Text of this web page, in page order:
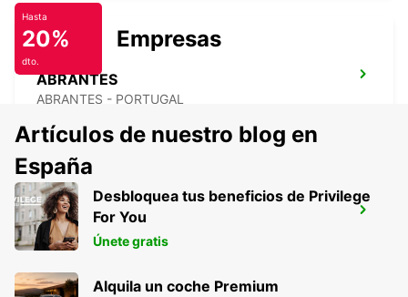
ABRANTES
ABRANTES - PORTUGAL
CASTELO BRANCO
CASTELO BRANCO - PORTUGAL
Hasta
20%
dto.
Empresas
Artículos de nuestro blog en
España
Desbloquea tus beneficios de Privilege
For You
Únete gratis
Alquila un coche Premium